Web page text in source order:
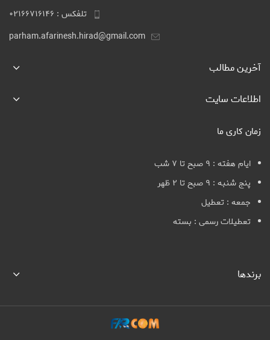
تلفکس : ۰۲۱۶۶۷۱۶۱۴۶
parham.afarinesh.hirad@gmail.com
آخرین مطالب
اطلاعات سایت
زمان کاری ما
ایام هفته : ۹ صبح تا ۷ شب
پنج شنبه : ۹ صبح تا ۲ ظهر
جمعه : تعطیل
تعطیلات رسمی : بسته
برندها